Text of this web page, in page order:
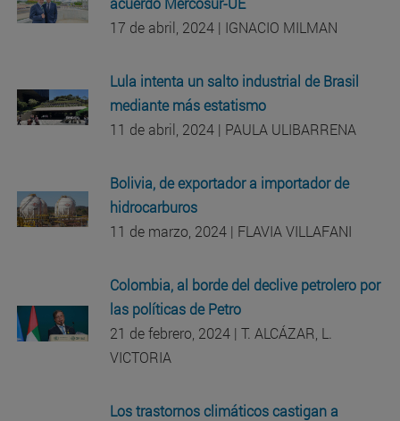
17 de abril, 2024 | IGNACIO MILMAN
Lula intenta un salto industrial de Brasil
mediante más estatismo
11 de abril, 2024 | PAULA ULIBARRENA
Bolivia, de exportador a importador de
hidrocarburos
11 de marzo, 2024 | FLAVIA VILLAFANI
Colombia, al borde del declive petrolero por
las políticas de Petro
21 de febrero, 2024 | T. ALCÁZAR, L.
VICTORIA
Los trastornos climáticos castigan a